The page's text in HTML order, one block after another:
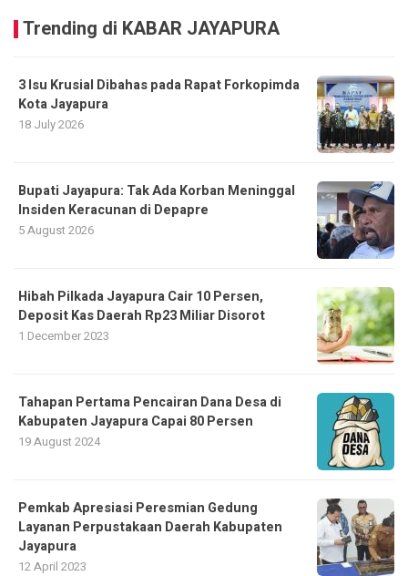
Trending di KABAR JAYAPURA
3 Isu Krusial Dibahas pada Rapat Forkopimda
Kota Jayapura
18 July 2026
Bupati Jayapura: Tak Ada Korban Meninggal
Insiden Keracunan di Depapre
5 August 2026
Hibah Pilkada Jayapura Cair 10 Persen,
Deposit Kas Daerah Rp23 Miliar Disorot
1 December 2023
Tahapan Pertama Pencairan Dana Desa di
Kabupaten Jayapura Capai 80 Persen
19 August 2024
Pemkab Apresiasi Peresmian Gedung
Layanan Perpustakaan Daerah Kabupaten
Jayapura
12 April 2023